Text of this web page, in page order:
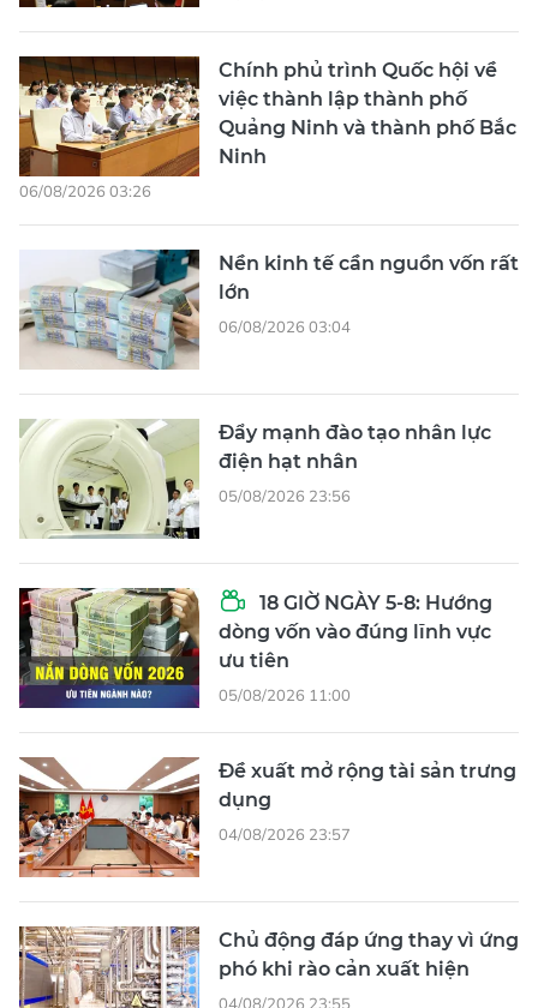
Chính phủ trình Quốc hội về
việc thành lập thành phố
Quảng Ninh và thành phố Bắc
Ninh
06/08/2026 03:26
Nền kinh tế cần nguồn vốn rất
lớn
06/08/2026 03:04
Đẩy mạnh đào tạo nhân lực
điện hạt nhân
05/08/2026 23:56
18 GIỜ NGÀY 5-8: Hướng
dòng vốn vào đúng lĩnh vực
ưu tiên
05/08/2026 11:00
Đề xuất mở rộng tài sản trưng
dụng
04/08/2026 23:57
Chủ động đáp ứng thay vì ứng
phó khi rào cản xuất hiện
04/08/2026 23:55